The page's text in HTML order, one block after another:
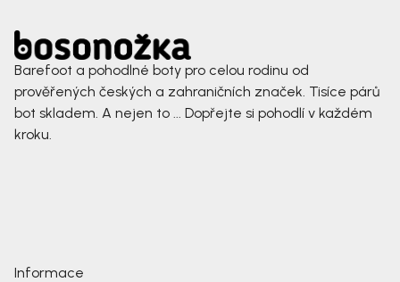
Barefoot a pohodlné boty pro celou rodinu od
prověřených českých a zahraničních značek. Tisíce párů
bot skladem. A nejen to ... Dopřejte si pohodlí v každém
kroku.
Informace